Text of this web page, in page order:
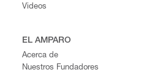
Videos
EL AMPARO
Acerca de
Nuestros Fundadores